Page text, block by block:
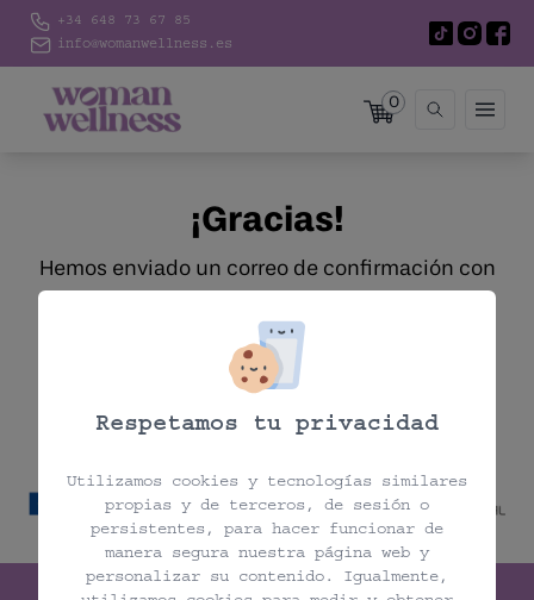
+34 648 73 67 85
info@womanwellness.es
0
¡Gracias!
Hemos enviado un correo de confirmación con
Respetamos tu privacidad
Utilizamos cookies y tecnologías similares
propias y de terceros, de sesión o
persistentes, para hacer funcionar de
manera segura nuestra página web y
personalizar su contenido. Igualmente,